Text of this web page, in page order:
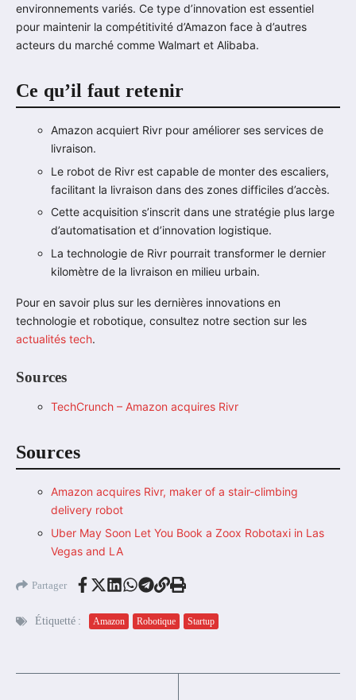
environnements variés. Ce type d’innovation est essentiel
pour maintenir la compétitivité d’Amazon face à d’autres
acteurs du marché comme Walmart et Alibaba.
Ce qu’il faut retenir
Amazon acquiert Rivr pour améliorer ses services de
livraison.
Le robot de Rivr est capable de monter des escaliers,
facilitant la livraison dans des zones difficiles d’accès.
Cette acquisition s’inscrit dans une stratégie plus large
d’automatisation et d’innovation logistique.
La technologie de Rivr pourrait transformer le dernier
kilomètre de la livraison en milieu urbain.
Pour en savoir plus sur les dernières innovations en
technologie et robotique, consultez notre section sur les
actualités tech.
Sources
TechCrunch – Amazon acquires Rivr
Sources
Amazon acquires Rivr, maker of a stair-climbing
delivery robot
Uber May Soon Let You Book a Zoox Robotaxi in Las
Vegas and LA
Partager
Étiquetté : Amazon Robotique Startup